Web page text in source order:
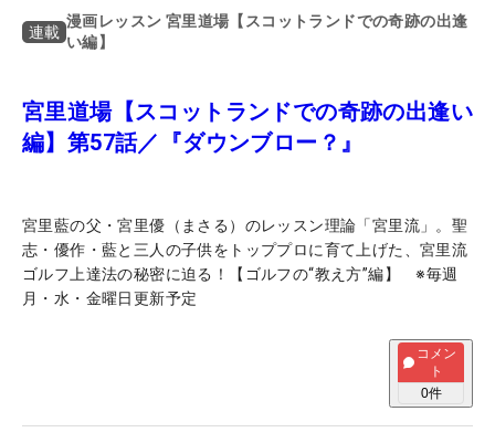
連載
漫画レッスン 宮里道場【スコットランドでの奇跡の出逢
い編】
宮里道場【スコットランドでの奇跡の出逢い
編】第57話／『ダウンブロー？』
宮里藍の父・宮里優（まさる）のレッスン理論「宮里流」。聖
志・優作・藍と三人の子供をトッププロに育て上げた、宮里流
ゴルフ上達法の秘密に迫る！【ゴルフの“教え方”編】 ※毎週
月・水・金曜日更新予定
コメン
ト
0件